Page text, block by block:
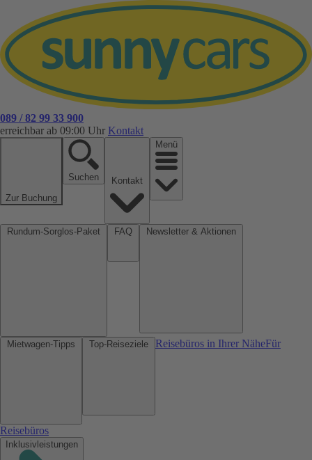
089 / 82 99 33 900
erreichbar ab 09:00 Uhr Kontakt
Zur Buchung
Suchen
Menü
Reisebüros in Ihrer NäheFür
Reisebüros
Inklusivleistungen